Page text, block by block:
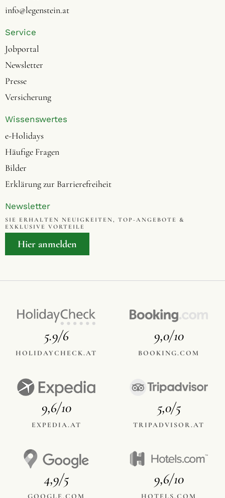
info@legenstein.at
Service
Jobportal
Newsletter
Presse
Versicherung
Wissenswertes
e-Holidays
Häufige Fragen
Bilder
Erklärung zur Barrierefreiheit
Newsletter
SIE ERHALTEN NEUIGKEITEN, TOP-ANGEBOTE &
EXKLUSIVE VORTEILE
Hier anmelden
5.9/6
HOLIDAYCHECK.AT
9,0/10
BOOKING.COM
9,6/10
EXPEDIA.AT
5,0/5
TRIPADVISOR.AT
4,9/5 9,6/10